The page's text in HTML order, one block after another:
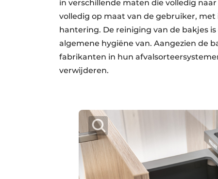
in verschillende maten die volledig
volledig op maat van de gebruiker,
hantering. De reiniging van de bakjes
algemene hygiëne van. Aangezien de
fabrikanten in hun
verwijderen.